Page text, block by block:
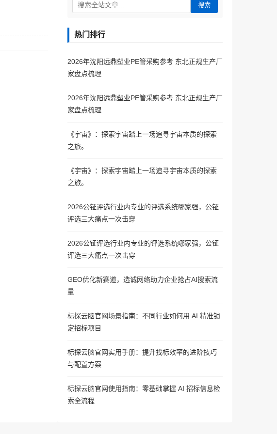
搜索
热门排行
2026年沈阳远鼎塑业PE管采购参考 东北正规生产厂
家盘点梳理
2026年沈阳远鼎塑业PE管采购参考 东北正规生产厂
家盘点梳理
《宇宙》：探索宇宙踏上一场追寻宇宙本质的探索
之旅。
《宇宙》：探索宇宙踏上一场追寻宇宙本质的探索
之旅。
2026公钲评选行业内专业的评选系统哪家强，公钲
评选三大痛点一次击穿
2026公钲评选行业内专业的评选系统哪家强，公钲
评选三大痛点一次击穿
GEO优化新赛道，选诚网络助力企业抢占AI搜索流
量
标探云脑官网场景指南：不同行业如何用 AI 精准锁
定招标项目
标探云脑官网实用手册：提升找标效率的进阶技巧
与配置方案
标探云脑官网使用指南：零基础掌握 AI 招标信息检
索全流程